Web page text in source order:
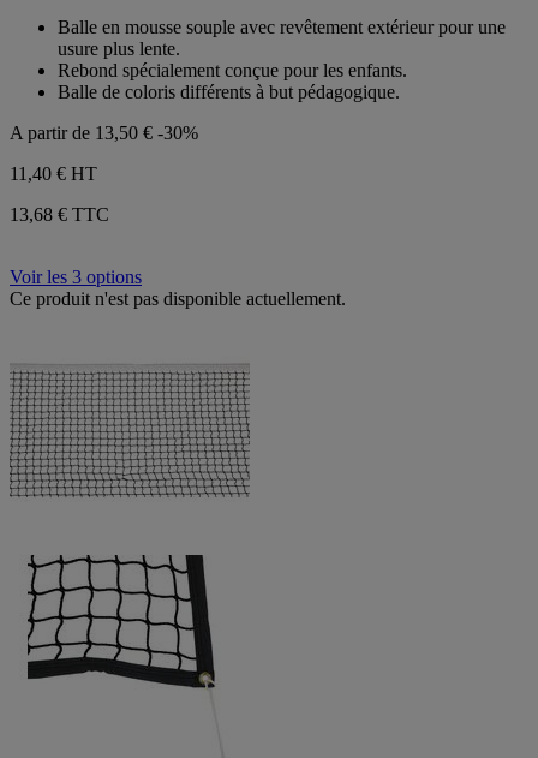
étoiles.
Balle en mousse souple avec revêtement extérieur pour une
usure plus lente.
Rebond spécialement conçue pour les enfants.
Balle de coloris différents à but pédagogique.
A partir de 13,50 € -30%
11,40 € HT
13,68 € TTC
Voir les 3 options
Ce produit n'est pas disponible actuellement.